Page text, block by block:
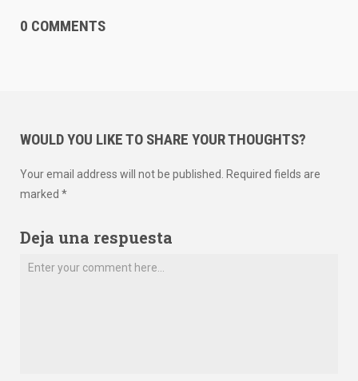
0 COMMENTS
WOULD YOU LIKE TO SHARE YOUR THOUGHTS?
Your email address will not be published. Required fields are
marked *
Deja una respuesta